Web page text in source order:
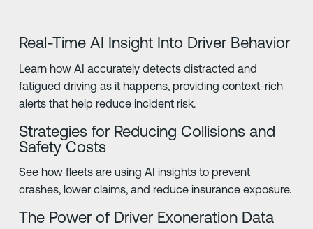
Real-Time AI Insight Into Driver Behavior
Learn how AI accurately detects distracted and
fatigued driving as it happens, providing context-rich
alerts that help reduce incident risk.
Strategies for Reducing Collisions and
Safety Costs
See how fleets are using AI insights to prevent
crashes, lower claims, and reduce insurance exposure.
The Power of Driver Exoneration Data